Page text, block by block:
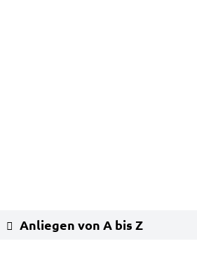
Anliegen von A bis Z